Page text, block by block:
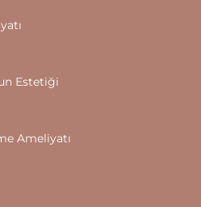
Estetiği
Ameliyatı